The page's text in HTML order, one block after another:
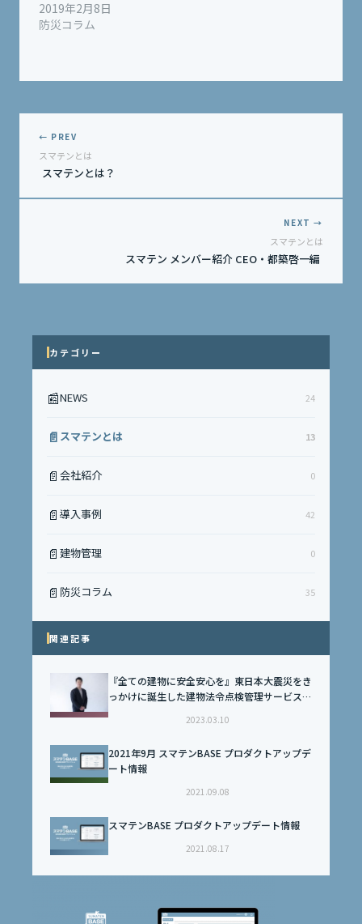
2019年2月8日
防災コラム
← PREV
スマテンとは
スマテンとは？
NEXT →
スマテンとは
スマテン メンバー紹介 CEO・都築啓一編
カテゴリー
📰NEWS 24
📄 スマテンとは 13
📄 会社紹介 0
📄 導入事例 42
📄 建物管理 0
📄 防災コラム 35
関連記事
『全ての建物に安全安心を』東日本大震災をき
っかけに誕生した建物法令点検管理サービス
2023.03.10
2021年9月 スマテンBASE プロダクトアップデ
ート情報
2021.09.08
スマテンBASE プロダクトアップデート情報
2021.08.17